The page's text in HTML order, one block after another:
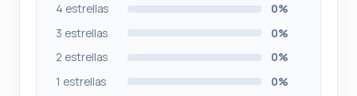
4 estrellas
0%
3 estrellas
0%
2 estrellas
0%
1 estrellas
0%